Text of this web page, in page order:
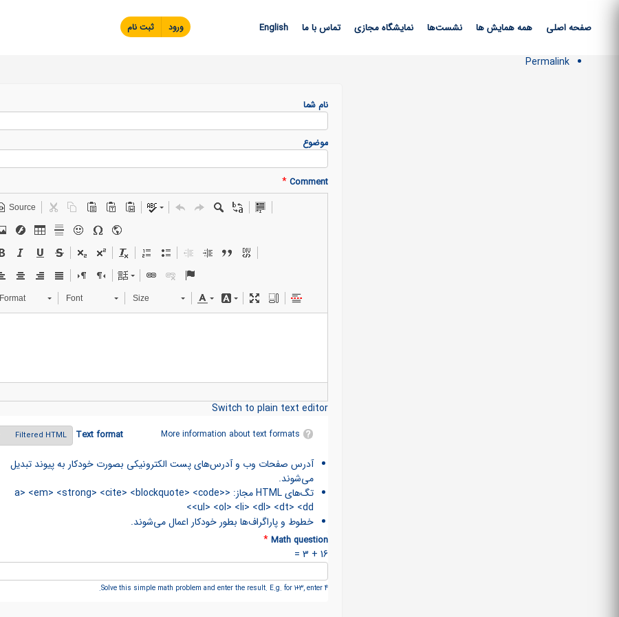
صفحه اصلی همه همایش ها نشست‌ها نمایشگاه مجازی تماس با ما English ورود ثبت نام
Permalink
نام شما
موضوع
Comment
*
Source
Format Font Size
Switch to plain text editor
More information about text formats
Text format
آدرس صفحات وب و آدرس‌های پست الکترونیکی بصورت خودکار به پیوند تبدیل
می‌شوند.
تگ‌های HTML مجاز: <a> <em> <strong> <cite> <blockquote> <code>
<ul> <ol> <li> <dl> <dt> <dd>
خطوط و پاراگراف‌ها بطور خودکار اعمال می‌شوند.
Math question
*
16 + 3 =
Solve this simple math problem and enter the result. E.g. for 1+3, enter 4.